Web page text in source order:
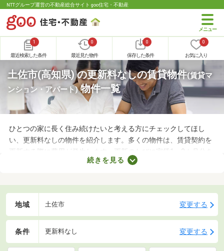
NTTグループ運営の不動産総合サイト goo住宅・不動産
1
最近検索した条件
0
最近見た物件
0
保存した条件
0
お気に入り
土佐市(高知県) の更新料なしの賃貸物件(賃貸マ
ンション・アパート)物件一覧
ひとつの家に長く住み続けたいと考える方にチェックしてほし
い、更新料なしの物件を紹介します。多くの物件は、賃貸契約を
更新する際に費用が発生します。更新のたびに家賃1～2カ月分を
支払わなければならないので、支出が増える点がデメリットだと
お気に入りのお部屋に長く住めますよ。
続きを見る
地域 土佐市 変更する
条件 更新料なし 変更する